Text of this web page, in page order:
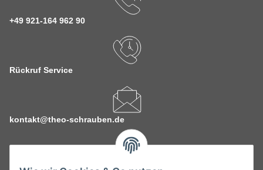
+49 921-164 962 90
Rückruf Service
kontakt@theo-schrauben.de